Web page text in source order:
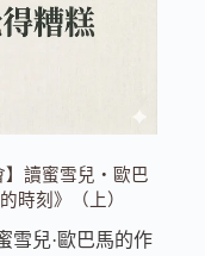
】讀蜜雪兒・歐巴
時刻》（上）
雪兒·歐巴馬的作